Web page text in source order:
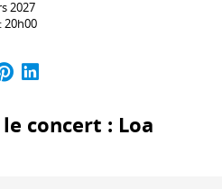
2027
20h00
concert : Loa